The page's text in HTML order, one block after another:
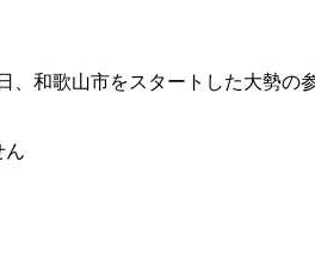
和歌山市をスタートした大勢の
ん